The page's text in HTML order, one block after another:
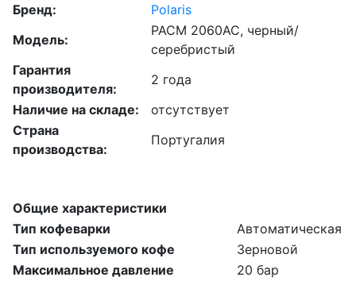
Общие характеристики
Тип кофеварки
Автоматическая
Тип используемого кофе
Зерновой
Максимальное давление
20 бар
Бренд:
Polaris
Модель:
PACM 2060AC, черный/
серебристый
Гарантия
производителя:
2 года
Наличие на складе:
отсутствует
Страна
производства:
Португалия